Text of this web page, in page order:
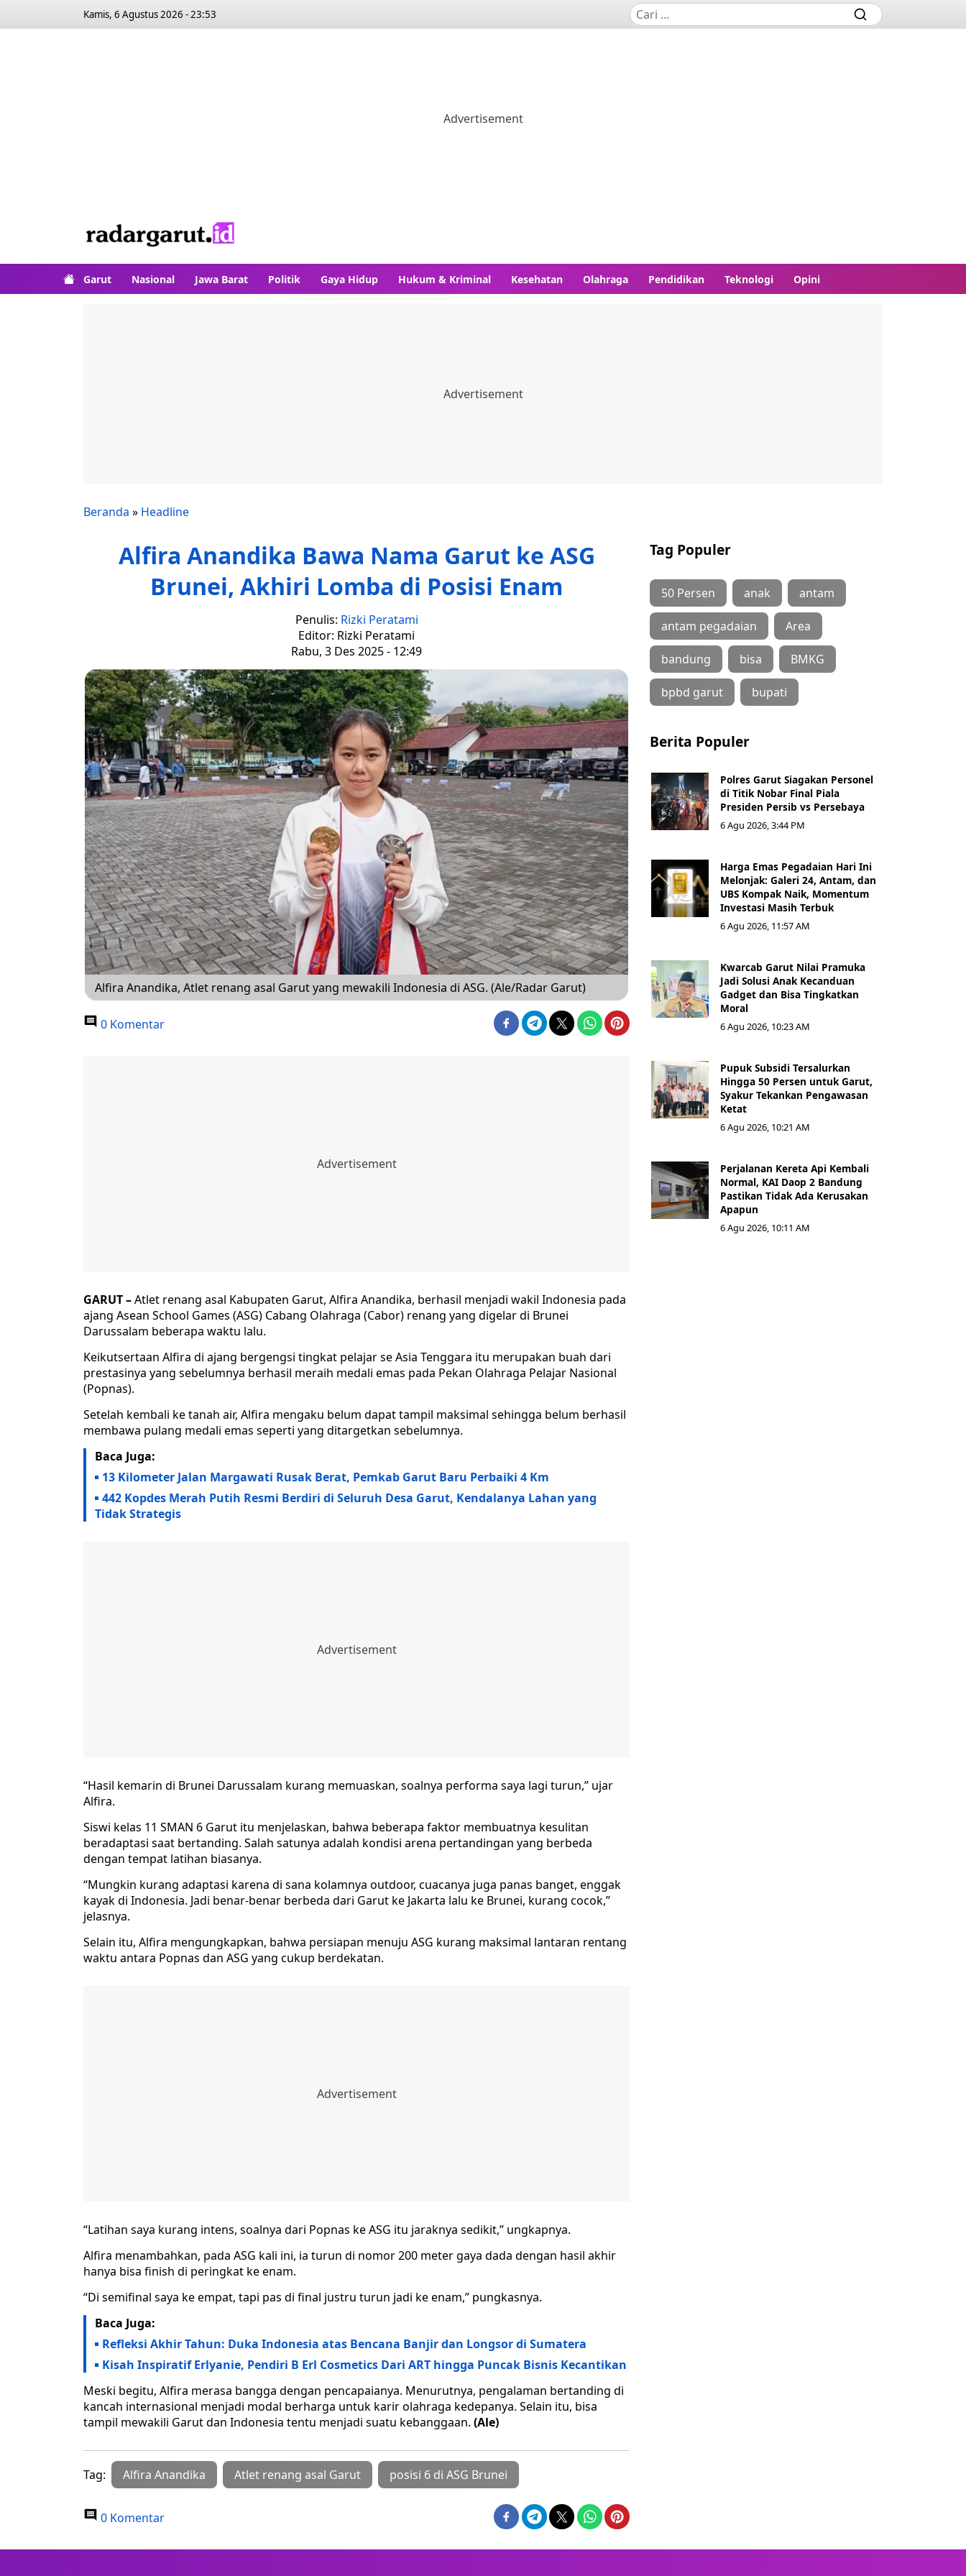
Kamis, 6 Agustus 2026 - 23:53
Garut Nasional Jawa Barat Politik Gaya Hidup Hukum & Kriminal Kesehatan Olahraga Pendidikan Teknologi Opini
Beranda » Headline
Alfira Anandika Bawa Nama Garut ke ASG
Brunei, Akhiri Lomba di Posisi Enam
Penulis: Rizki Peratami
Editor: Rizki Peratami
Rabu, 3 Des 2025 - 12:49
Alfira Anandika, Atlet renang asal Garut yang mewakili Indonesia di ASG. (Ale/Radar Garut)
0 Komentar
GARUT –Atlet renang asal Kabupaten Garut, Alfira Anandika, berhasil menjadi wakil Indonesia pada
ajang Asean School Games (ASG) Cabang Olahraga (Cabor) renang yang digelar di Brunei
Darussalam beberapa waktu lalu.
Keikutsertaan Alfira di ajang bergengsi tingkat pelajar se Asia Tenggara itu merupakan buah dari
prestasinya yang sebelumnya berhasil meraih medali emas pada Pekan Olahraga Pelajar Nasional
(Popnas).
Setelah kembali ke tanah air, Alfira mengaku belum dapat tampil maksimal sehingga belum berhasil
membawa pulang medali emas seperti yang ditargetkan sebelumnya.
Baca Juga:
13 Kilometer Jalan Margawati Rusak Berat, Pemkab Garut Baru Perbaiki 4 Km
442 Kopdes Merah Putih Resmi Berdiri di Seluruh Desa Garut, Kendalanya Lahan yang
Tidak Strategis
“Hasil kemarin di Brunei Darussalam kurang memuaskan, soalnya performa saya lagi turun,” ujar
Alfira.
Siswi kelas 11 SMAN 6 Garut itu menjelaskan, bahwa beberapa faktor membuatnya kesulitan
beradaptasi saat bertanding. Salah satunya adalah kondisi arena pertandingan yang berbeda
dengan tempat latihan biasanya.
“Mungkin kurang adaptasi karena di sana kolamnya outdoor, cuacanya juga panas banget, enggak
kayak di Indonesia. Jadi benar-benar berbeda dari Garut ke Jakarta lalu ke Brunei, kurang cocok,”
jelasnya.
Selain itu, Alfira mengungkapkan, bahwa persiapan menuju ASG kurang maksimal lantaran rentang
waktu antara Popnas dan ASG yang cukup berdekatan.
“Latihan saya kurang intens, soalnya dari Popnas ke ASG itu jaraknya sedikit,” ungkapnya.
Alfira menambahkan, pada ASG kali ini, ia turun di nomor 200 meter gaya dada dengan hasil akhir
hanya bisa finish di peringkat ke enam.
“Di semifinal saya ke empat, tapi pas di final justru turun jadi ke enam,” pungkasnya.
Baca Juga:
Refleksi Akhir Tahun: Duka Indonesia atas Bencana Banjir dan Longsor di Sumatera
Kisah Inspiratif Erlyanie, Pendiri B Erl Cosmetics Dari ART hingga Puncak Bisnis Kecantikan
Meski begitu, Alfira merasa bangga dengan pencapaianya. Menurutnya, pengalaman bertanding di
kancah internasional menjadi modal berharga untuk karir olahraga kedepanya. Selain itu, bisa
tampil mewakili Garut dan Indonesia tentu menjadi suatu kebanggaan. (Ale)
Tag: Alfira Anandika Atlet renang asal Garut posisi 6 di ASG Brunei
0 Komentar
Tag Populer
50 Persen anak antam
antam pegadaian Area
bandung bisa BMKG
bpbd garut bupati
Berita Populer
Polres Garut Siagakan Personel
di Titik Nobar Final Piala
Presiden Persib vs Persebaya
6 Agu 2026, 3:44 PM
Harga Emas Pegadaian Hari Ini
Melonjak: Galeri 24, Antam, dan
UBS Kompak Naik, Momentum
Investasi Masih Terbuk
6 Agu 2026, 11:57 AM
Kwarcab Garut Nilai Pramuka
Jadi Solusi Anak Kecanduan
Gadget dan Bisa Tingkatkan
Moral
6 Agu 2026, 10:23 AM
Pupuk Subsidi Tersalurkan
Hingga 50 Persen untuk Garut,
Syakur Tekankan Pengawasan
Ketat
6 Agu 2026, 10:21 AM
Perjalanan Kereta Api Kembali
Normal, KAI Daop 2 Bandung
Pastikan Tidak Ada Kerusakan
Apapun
6 Agu 2026, 10:11 AM